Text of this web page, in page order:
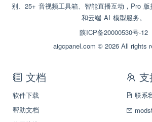
别、25+ 音视频工具箱、智能直播互动，Pro
和云端 AI 模型服务。
陕ICP备20000530号-12
aigcpanel.com © 2026 All rights
文档
软件下载
帮助文档
联系